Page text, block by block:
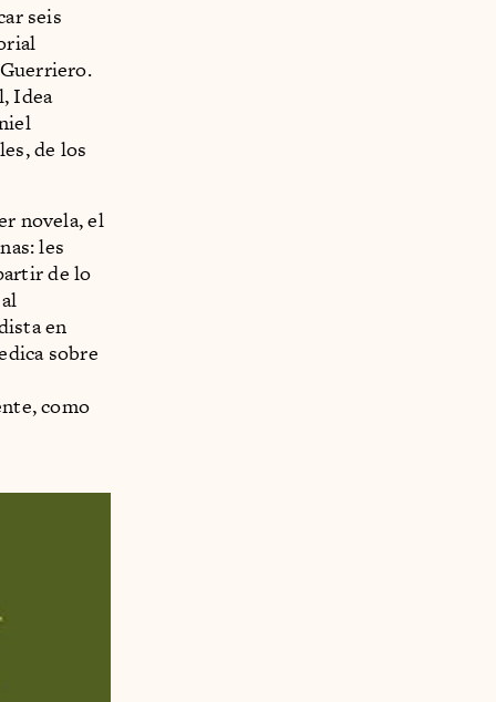
seis
Idea
de los
novela, el
les
de lo
en
sobre
como